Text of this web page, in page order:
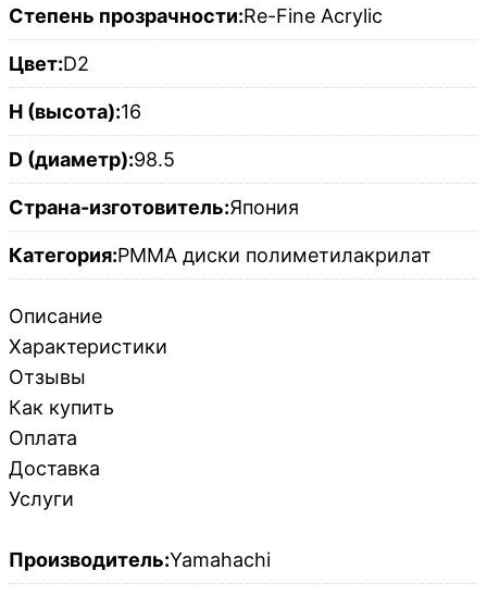
Степень прозрачности:Re-Fine Acrylic
Цвет:D2
H (высота):16
D (диаметр):98.5
Страна-изготовитель:Япония
Категория:PMMA диски полиметилакрилат
Описание
Характеристики
Отзывы
Как купить
Оплата
Доставка
Услуги
Производитель:Yamahachi